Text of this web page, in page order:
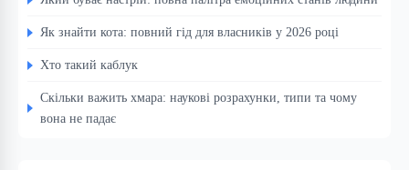
Як знайти кота: повний гід для власників у 2026 році
Хто такий каблук
Скільки важить хмара: наукові розрахунки, типи та чому
вона не падає